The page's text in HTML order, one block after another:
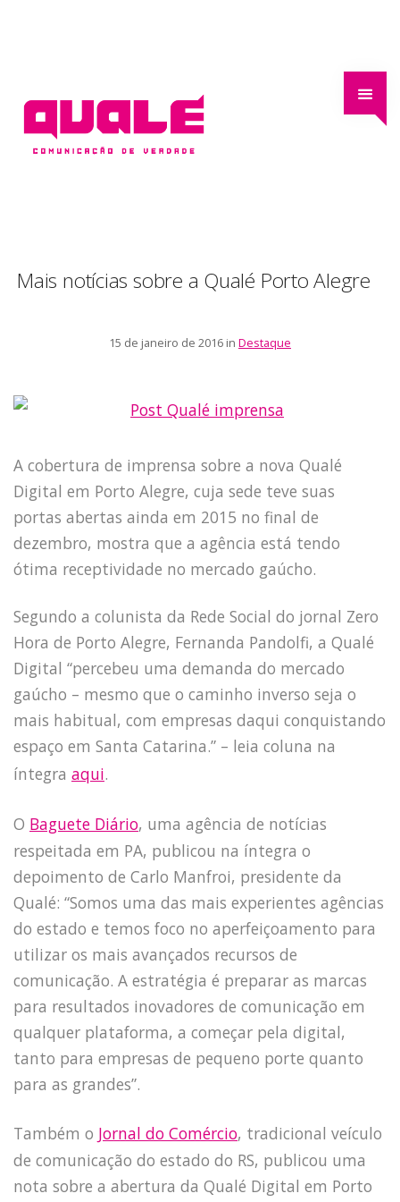
TECH
Mais notícias sobre a Qualé Porto Alegre
15 de janeiro de 2016 in Destaque
A cobertura de imprensa sobre a nova Qualé
Digital em Porto Alegre, cuja sede teve suas
portas abertas ainda em 2015 no final de
dezembro, mostra que a agência está tendo
ótima receptividade no mercado gaúcho.
Segundo a colunista da Rede Social do jornal Zero
Hora de Porto Alegre, Fernanda Pandolfi, a Qualé
Digital “percebeu uma demanda do mercado
gaúcho – mesmo que o caminho inverso seja o
mais habitual, com empresas daqui conquistando
espaço em Santa Catarina.” – leia coluna na
íntegra aqui.
O Baguete Diário, uma agência de notícias
respeitada em PA, publicou na íntegra o
depoimento de Carlo Manfroi, presidente da
Qualé: “Somos uma das mais experientes agências
do estado e temos foco no aperfeiçoamento para
utilizar os mais avançados recursos de
comunicação. A estratégia é preparar as marcas
para resultados inovadores de comunicação em
qualquer plataforma, a começar pela digital,
tanto para empresas de pequeno porte quanto
para as grandes”.
Também o Jornal do Comércio, tradicional veículo
de comunicação do estado do RS, publicou uma
nota sobre a abertura da Qualé Digital em Porto